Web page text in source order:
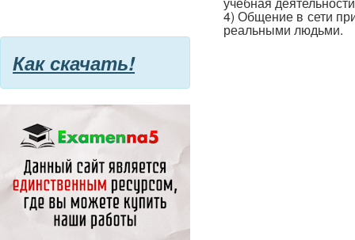
4) Общение в сети
реальными людьми.
Как скачать!